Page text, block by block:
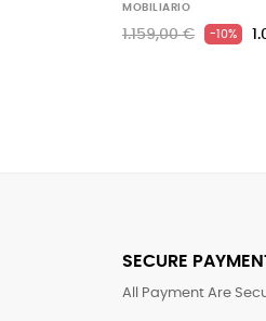
MOBILIARIO
1.159,00 € -10% 1.043,10 €
SECURE
All Payment Are